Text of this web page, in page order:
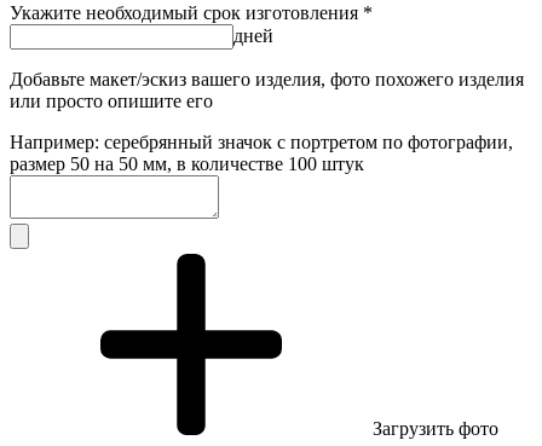
Укажите необходимый срок изготовления *
дней
Добавьте макет/эскиз вашего изделия, фото похожего изделия
или просто опишите его
Например: серебрянный значок с портретом по фотографии,
размер 50 на 50 мм, в количестве 100 штук
Загрузить фото